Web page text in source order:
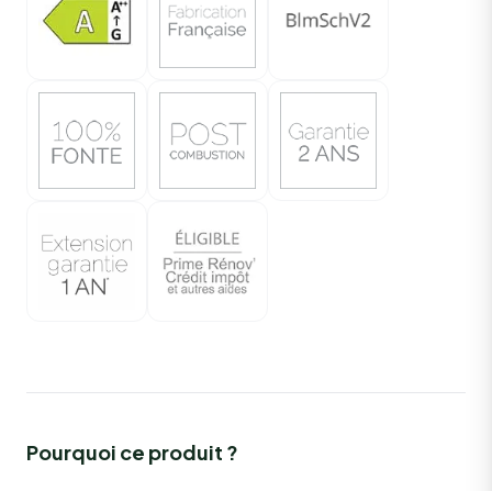
Pourquoi ce produit ?